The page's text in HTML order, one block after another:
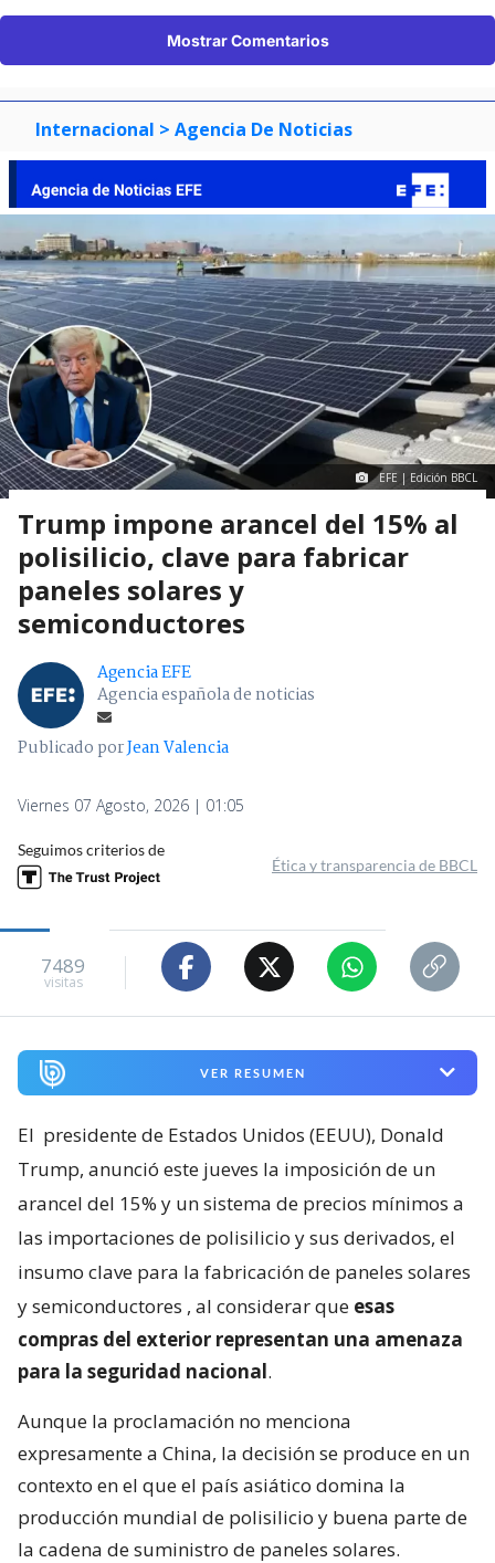
Mostrar Comentarios
Internacional > Agencia De Noticias
EFE | Edición BBCL
Trump impone arancel del 15% al
polisilicio, clave para fabricar
paneles solares y
semiconductores
Agencia EFE
Agencia española de noticias
Publicado porJean Valencia
Viernes 07 Agosto, 2026 | 01:05
Seguimos criterios de
Ética y transparencia de BBCL
7489
visitas
VER RESUMEN
El presidente de Estados Unidos (EEUU), Donald
Trump, anunció este jueves la imposición de un
arancel del 15% y un sistema de precios mínimos a
las importaciones de polisilicio y sus derivados, el
insumo clave para la fabricación de paneles solares
y semiconductores , al considerar que esas
compras del exterior representan una amenaza
para la seguridad nacional.
Aunque la proclamación no menciona
expresamente a China, la decisión se produce en un
contexto en el que el país asiático domina la
producción mundial de polisilicio y buena parte de
la cadena de suministro de paneles solares.